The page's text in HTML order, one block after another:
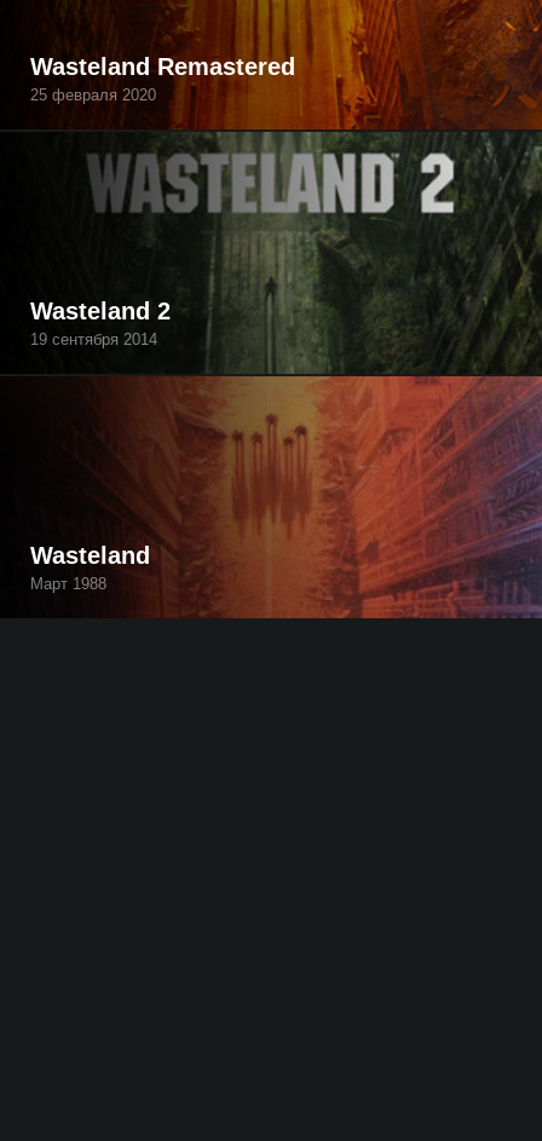
Wasteland Remastered
25 февраля 2020
Wasteland 2
19 сентября 2014
Wasteland
Март 1988